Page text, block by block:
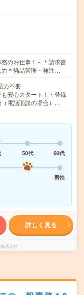
のお仕事！～＊請求書
力＊備品管理・発注…
力不要
安心スタート！・登録
（電話面談の場合）…
50代
60代
男性
詳しく見る
式会社